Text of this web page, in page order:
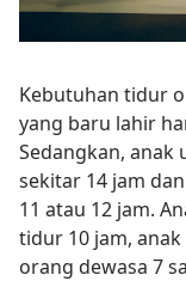
Kebutuhan tidur
yang baru lahir
Sedangkan, anak
sekitar 14 jam
11 atau 12 jam.
tidur 10 jam,
orang dewasa 7